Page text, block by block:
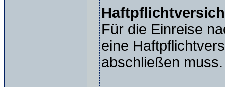
Für die Einreise
eine
abschließen muss.